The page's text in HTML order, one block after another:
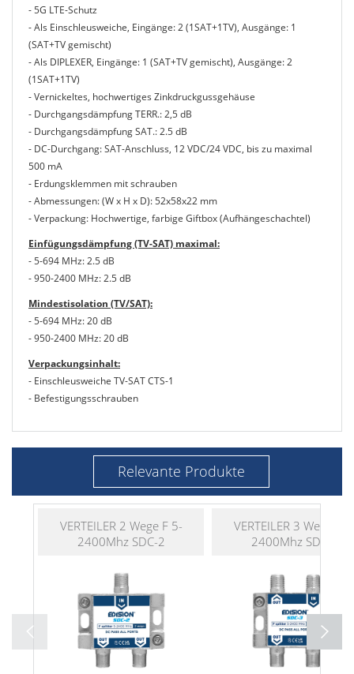
- 5G LTE-Schutz
- Als Einschleusweiche, Eingänge: 2 (1SAT+1TV), Ausgänge: 1
(SAT+TV gemischt)
- Als DIPLEXER, Eingänge: 1 (SAT+TV gemischt), Ausgänge: 2
(1SAT+1TV)
- Vernickeltes, hochwertiges Zinkdruckgussgehäuse
- Durchgangsdämpfung TERR.: 2,5 dB
- Durchgangsdämpfung SAT.: 2.5 dB
- DC-Durchgang: SAT-Anschluss, 12 VDC/24 VDC, bis zu maximal
500 mA
- Erdungsklemmen mit schrauben
- Abmessungen: (W x H x D): 52x58x22 mm
- Verpackung: Hochwertige, farbige Giftbox (Aufhängeschachtel)
Einfügungsdämpfung (TV-SAT) maximal:
- 5-694 MHz: 2.5 dB
- 950-2400 MHz: 2.5 dB
Mindestisolation (TV/SAT):
- 5-694 MHz: 20 dB
- 950-2400 MHz: 20 dB
Verpackungsinhalt:
- Einschleusweiche TV-SAT CTS-1
- Befestigungsschrauben
Relevante Produkte
VERTEILER 2 Wege F 5-
2400Mhz SDC-2
VERTEILER 3 Wege F
2400Mhz SDC-3